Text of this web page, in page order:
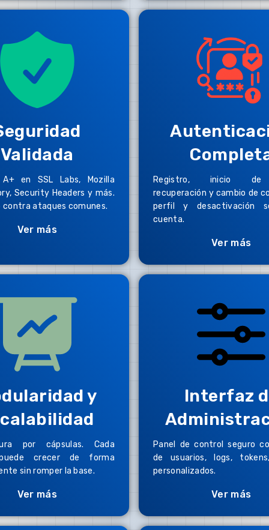
Validada
A+ en SSL Labs, Mozilla
Security Headers y más.
contra ataques comunes.
Ver más
Registro, inicio de
recuperación y cambio de
perfil y desactivación
cuenta.
Ver más
y
por cápsulas. Cada
crecer de forma
sin romper la base.
Ver más
Interfaz
Panel de control seguro
de usuarios, logs,
personalizados.
Ver más